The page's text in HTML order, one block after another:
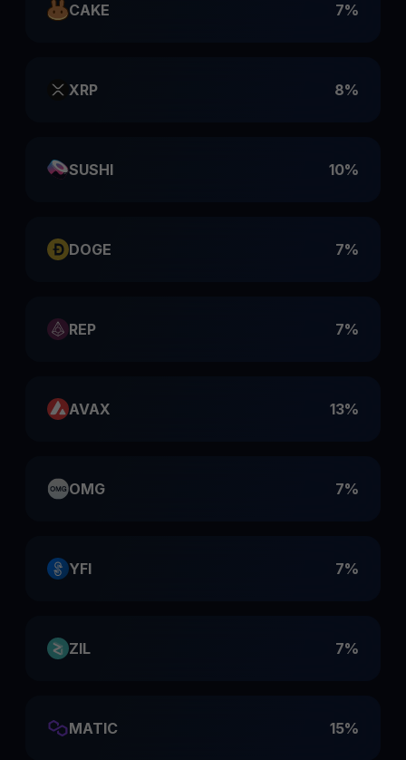
CAKE 7%
XRP 8%
SUSHI 10%
DOGE 7%
REP 7%
AVAX 13%
OMG 7%
YFI 7%
ZIL 7%
MATIC 15%